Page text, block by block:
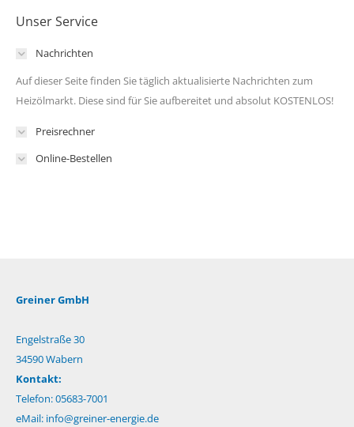
Unser Service
Nachrichten
Auf dieser Seite finden Sie täglich aktualisierte Nachrichten zum
Heizölmarkt. Diese sind für Sie aufbereitet und absolut KOSTENLOS!
Preisrechner
Online-Bestellen
Greiner GmbH
Engelstraße 30
34590 Wabern
Kontakt:
Telefon: 05683-7001
eMail: info@greiner-energie.de